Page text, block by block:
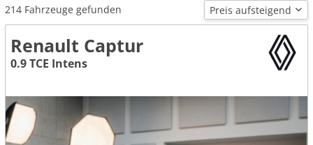
214 Fahrzeuge gefunden
Renault Captur
0.9 TCE Intens